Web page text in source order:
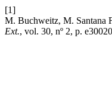
[1]
M. Buchweitz, M. Santana
Ext., vol. 30, nº 2, p.